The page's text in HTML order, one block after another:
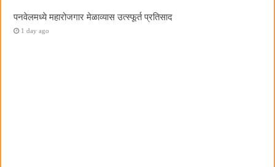
पनवेलमध्ये महारोजगार मेळाव्यास उत्स्फूर्त प्रतिसाद
1 day ago